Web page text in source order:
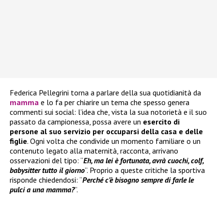
Federica Pellegrini torna a parlare della sua quotidianità da
mamma e lo fa per chiarire un tema che spesso genera
commenti sui social: l’idea che, vista la sua notorietà e il suo
passato da campionessa, possa avere un esercito di
persone al suo servizio per occuparsi della casa e delle
figlie. Ogni volta che condivide un momento familiare o un
contenuto legato alla maternità, racconta, arrivano
osservazioni del tipo: “Eh, ma lei è fortunata, avrà cuochi, colf,
babysitter tutto il giorno”. Proprio a queste critiche la sportiva
risponde chiedendosi: “Perché c’è bisogno sempre di farle le
pulci a una mamma?”.